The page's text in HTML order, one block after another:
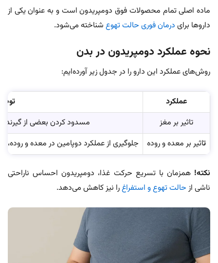
ماده اصلی تمام محصولات فوق دومپریدون است و به عنوان یکی از
داروها برای درمان فوری حالت تهوع شناخته می‌شود.
نحوه عملکرد دومپریدون در بدن
روش‌های عملکرد این دارو را در جدول زیر آورده‌ایم:
عملکرد
تاثیر بر مغز
مسدود کردن بعضی از
تاثیر بر معده و روده جلوگیری از عملکرد دوپامین در معده و
نکته! همزمان با تسریع حرکت غذا، دومپریدون احساس ناراحتی
ناشی از حالت تهوع و استفراغرا نیز کاهش می‌دهد.